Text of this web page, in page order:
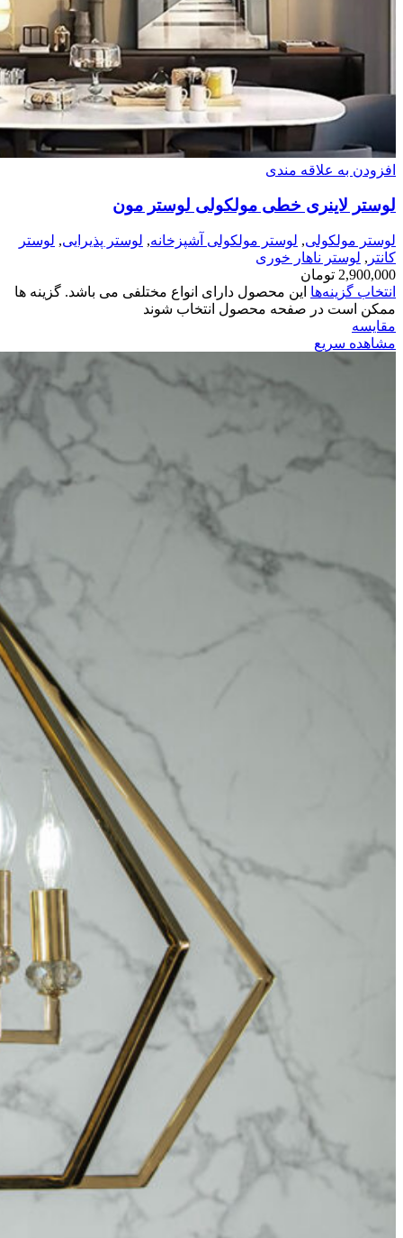
افزودن به علاقه مندی
لوستر لاینری خطی مولکولی لوستر مون
لوستر مولکولی, لوستر مولکولی آشپزخانه, لوستر پذیرایی, لوستر
کانتر , لوستر ناهار خوری
2,900,000 تومان
انتخاب گزینه‌ها این محصول دارای انواع مختلفی می باشد. گزینه ها
ممکن است در صفحه محصول انتخاب شوند
مقایسه
مشاهده سریع